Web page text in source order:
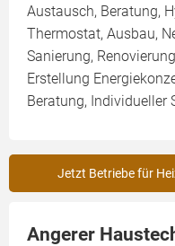
Austausch, Beratung,
Thermostat, Ausbau,
Sanierung,
Erstellung
Beratung, Individueller
Jetzt Betriebe für
Angerer